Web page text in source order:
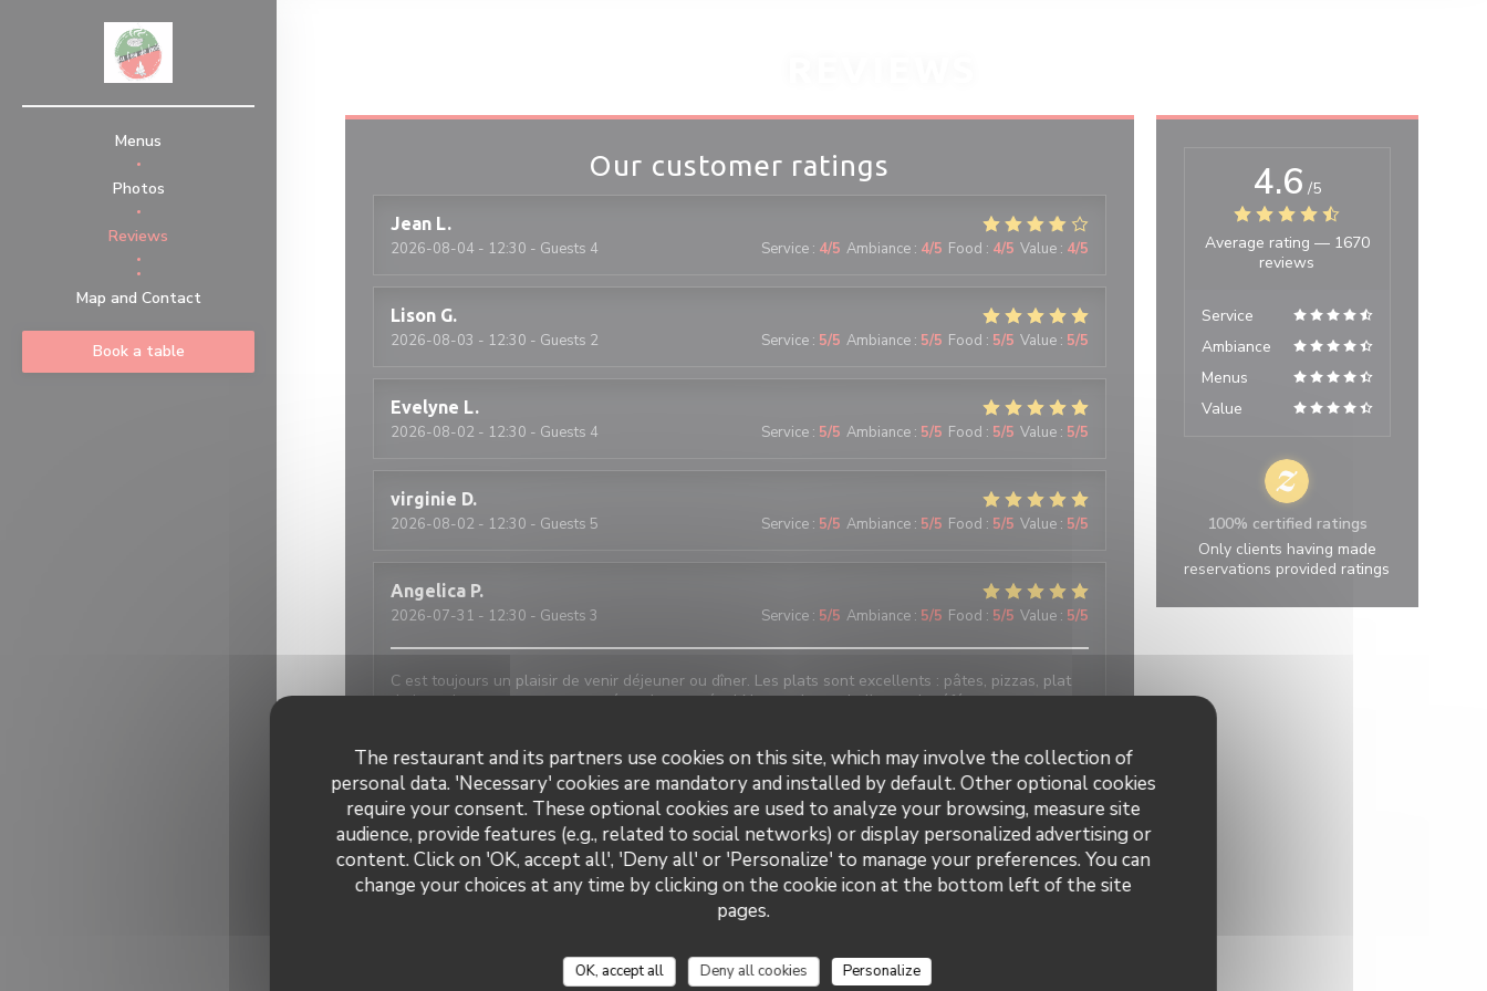
The restaurant and its partners use cookies on this site, which may involve the collection of
personal data. 'Necessary' cookies are mandatory and installed by default. Other optional cookies
require your consent. These optional cookies are used to analyze your browsing, measure site
audience, provide features (e.g., related to social networks) or display personalized advertising or
content. Click on 'OK, accept all', 'Deny all' or 'Personalize' to manage your preferences. You can
change your choices at any time by clicking on the cookie icon at the bottom left of the site
pages.
OK, accept all Deny all cookies
Personalize
Menus
Photos
Reviews
((opens in a new window))
Map and Contact
Book a table
Our customer ratings
Jean L
2026-08-04 - 12:30 - Guests 4 Service: 4/5 Ambiance: 4/5 Food : 4/5 Value: 4/5
Lison G
2026-08-03 - 12:30 - Guests 2 Service: 5/5 Ambiance: 5/5 Food : 5/5 Value: 5/5
Evelyne L
2026-08-02 - 12:30 - Guests 4 Service: 5/5 Ambiance: 5/5 Food : 5/5 Value: 5/5
virginie D
2026-08-02 - 12:30 - Guests 5 Service: 5/5 Ambiance: 5/5 Food : 5/5 Value: 5/5
Angelica P
2026-07-31 - 12:30 - Guests 3 Service: 5/5 Ambiance: 5/5 Food : 5/5 Value: 5/5
C est toujours un plaisir de venir déjeuner ou dîner. Les plats sont excellents : pâtes, pizzas, plat
du jour, dessert… on a tout testé et c’est un régal Notre adresse italienne de référence
JEAN MARC L
2026-08-01- 19:30 - Guests 2 Service:5/5 Ambiance: 5/5 Food: 5/5 Value: 5/5
Accueil très chaleureux...lieu propre, décoration magnifique... qualité, quantité et prix très
raisonnable.Nous avons passé un moment très agréable et avons très bien mangé... Nous avions
choisi les pizzas traditionnelle, excellente.
4.6 /5
Average rating — 1670
reviews
Service
Ambiance
Menus
Value
100% certified ratings
Only clients having made
reservations provided ratings